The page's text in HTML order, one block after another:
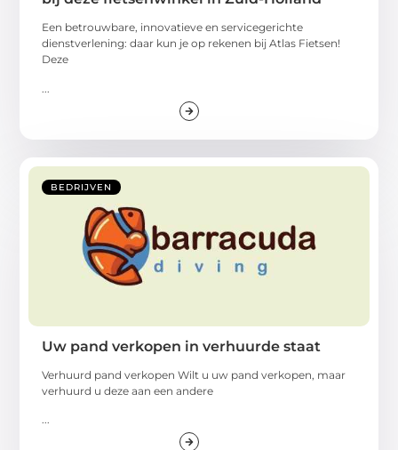
Een betrouwbare, innovatieve en servicegerichte
dienstverlening: daar kun je op rekenen bij Atlas Fietsen!
Deze
BEDRIJVEN
Uw pand verkopen in verhuurde staat
Verhuurd pand verkopen Wilt u uw pand verkopen, maar
verhuurd u deze aan een andere
...